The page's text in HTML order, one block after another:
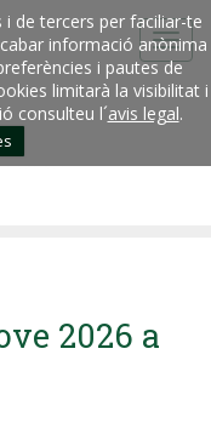
de tercers per faciliar-te
informació anònima
i pautes de
limitarà la visibilitat i
consulteu l´avis legal.
2026 a